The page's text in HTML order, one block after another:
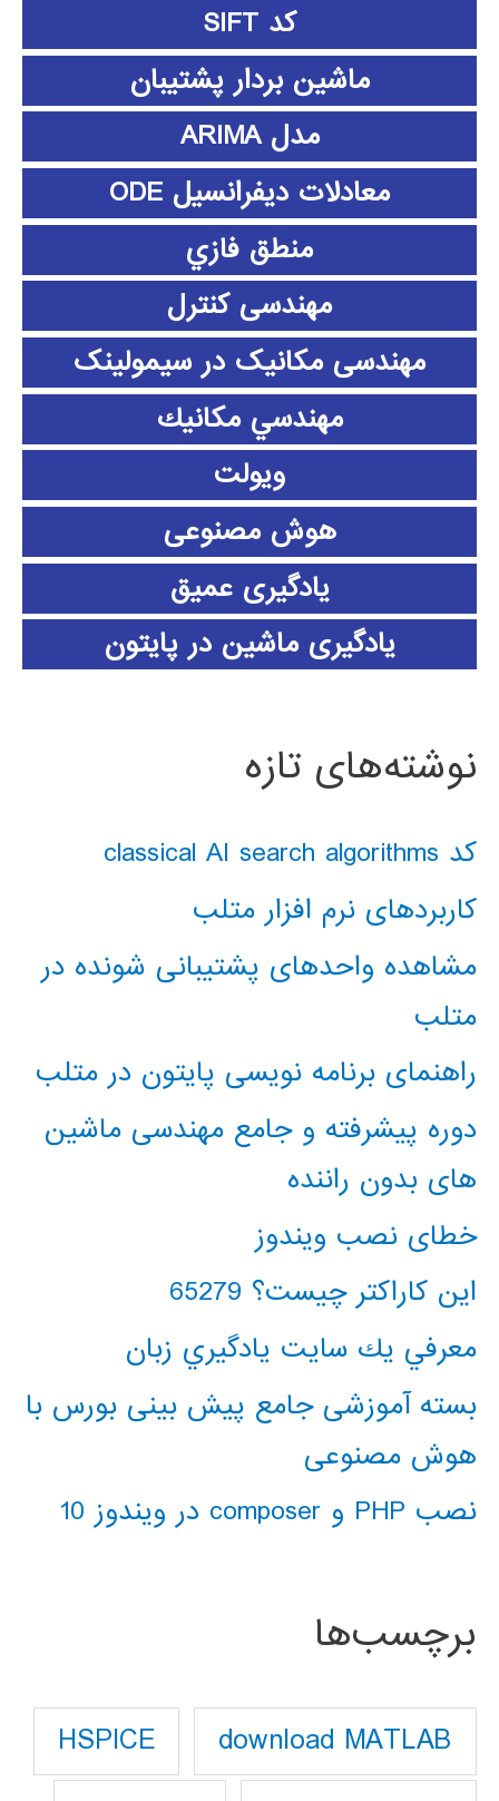
کد SIFT
ماشین بردار پشتیبان
مدل ARIMA
معادلات دیفرانسیل ODE
منطق فازي
مهندسی کنترل
مهندسی مکانیک در سیمولینک
مهندسي مكانيك
ویولت
هوش مصنوعی
یادگیری عمیق
یادگیری ماشین در پایتون
نوشته‌های تازه
کد classical AI search algorithms
کاربردهای نرم افزار متلب
مشاهده واحدهای پشتیبانی شونده در
متلب
راهنمای برنامه نویسی پایتون در متلب
دوره پیشرفته و جامع مهندسی ماشین
های بدون راننده
خطای نصب ویندوز
این کاراکتر چیست؟ 65279
معرفي يك سايت يادگيري زبان
بسته آموزشی جامع پیش بینی بورس با
هوش مصنوعی
نصب PHP و composer در ویندوز 10
برچسب‌ها
download MATLAB
HSPICE